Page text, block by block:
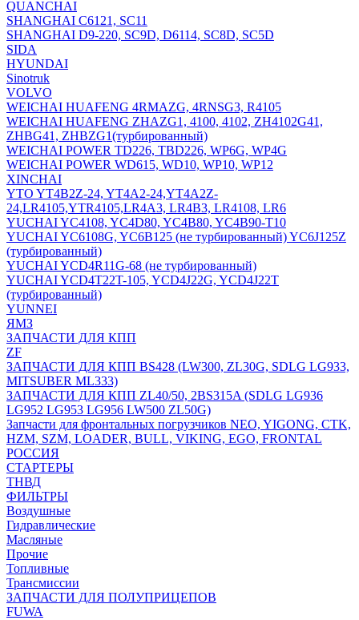
QUANCHAI
SHANGHAI C6121, SC11
SHANGHAI D9-220, SC9D, D6114, SC8D, SC5D
SIDA
HYUNDAI
Sinotruk
VOLVO
WEICHAI HUAFENG 4RMAZG, 4RNSG3, R4105
WEICHAI HUAFENG ZHAZG1, 4100, 4102, ZH4102G41,
ZHBG41, ZHBZG1(турбированный)
WEICHAI POWER TD226, TBD226, WP6G, WP4G
WEICHAI POWER WD615, WD10, WP10, WP12
XINCHAI
YTO YT4B2Z-24, YT4A2-24,YT4A2Z-
24,LR4105,YTR4105,LR4A3, LR4B3, LR4108, LR6
YUCHAI YC4108, YC4D80, YC4B80, YC4B90-T10
YUCHAI YC6108G, YC6B125 (не турбированный) YC6J125Z
(турбированный)
YUCHAI YCD4R11G-68 (не турбированный)
YUCHAI YCD4T22T-105, YCD4J22G, YCD4J22T
(турбированный)
YUNNEI
ЯМЗ
ЗАПЧАСТИ ДЛЯ КПП
ZF
ЗАПЧАСТИ ДЛЯ КПП BS428 (LW300, ZL30G, SDLG LG933,
MITSUBER ML333)
ЗАПЧАСТИ ДЛЯ КПП ZL40/50, 2BS315A (SDLG LG936
LG952 LG953 LG956 LW500 ZL50G)
Запчасти для фронтальных погрузчиков NEO, YIGONG, CTK,
HZM, SZM, LOADER, BULL, VIKING, EGO, FRONTAL
РОССИЯ
СТАРТЕРЫ
ТНВД
ФИЛЬТРЫ
Воздушные
Гидравлические
Масляные
Прочие
Топливные
Трансмиссии
ЗАПЧАСТИ ДЛЯ ПОЛУПРИЦЕПОВ
FUWA